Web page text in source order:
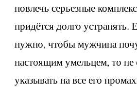
повлечь серьезные
придётся долго устранять.
нужно, чтобы мужчина
настоящим умельцем, то не
указывать на все его